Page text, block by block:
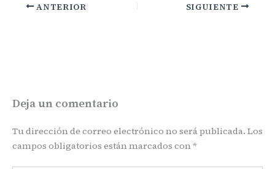
ANTERIOR SIGUIENTE
Deja un comentario
Tu dirección de correo electrónico no será publicada. Los
campos obligatorios están marcados con *